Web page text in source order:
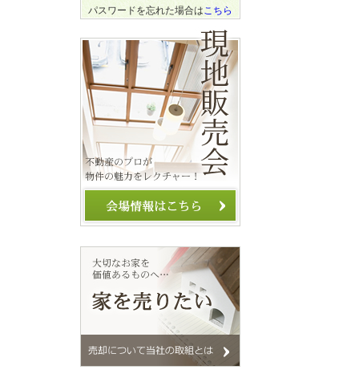
パスワードを忘れた場合はこちら